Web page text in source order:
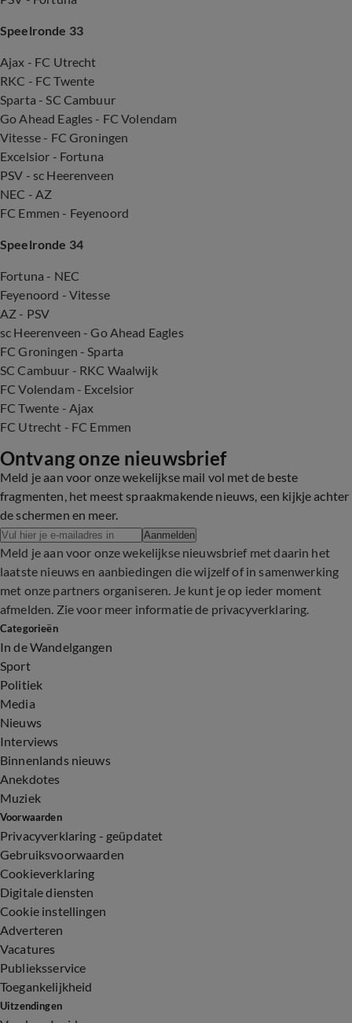
Speelronde 33
Ajax - FC Utrecht
RKC - FC Twente
Sparta - SC Cambuur
Go Ahead Eagles - FC Volendam
Vitesse - FC Groningen
Excelsior - Fortuna
PSV - sc Heerenveen
NEC - AZ
FC Emmen - Feyenoord
Speelronde 34
Fortuna - NEC
Feyenoord - Vitesse
AZ - PSV
sc Heerenveen - Go Ahead Eagles
FC Groningen - Sparta
SC Cambuur - RKC Waalwijk
FC Volendam - Excelsior
FC Twente - Ajax
FC Utrecht - FC Emmen
Ontvang onze nieuwsbrief
Meld je aan voor onze wekelijkse mail vol met de beste
fragmenten, het meest spraakmakende nieuws, een kijkje achter
de schermen en meer.
Aanmelden
Meld je aan voor onze wekelijkse nieuwsbrief met daarin het
laatste nieuws en aanbiedingen die wijzelf of in samenwerking
met onze partners organiseren. Je kunt je op ieder moment
afmelden. Zie voor meer informatie de privacyverklaring.
Categorieën
In de Wandelgangen
Sport
Politiek
Media
Nieuws
Interviews
Binnenlands nieuws
Anekdotes
Muziek
Voorwaarden
Privacyverklaring - geüpdatet
Gebruiksvoorwaarden
Cookieverklaring
Digitale diensten
Cookie instellingen
Adverteren
Vacatures
Publieksservice
Toegankelijkheid
Uitzendingen